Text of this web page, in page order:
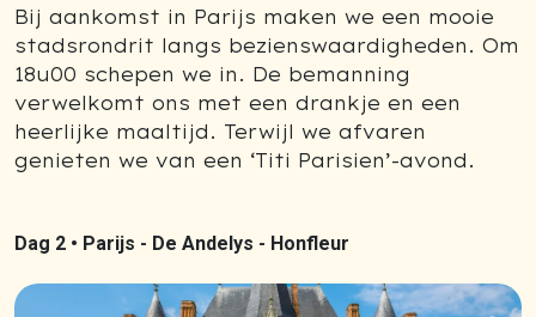
Bij aankomst in Parijs maken we een mooie
stadsrondrit langs bezienswaardigheden. Om
18u00 schepen we in. De bemanning
verwelkomt ons met een drankje en een
heerlijke maaltijd. Terwijl we afvaren
genieten we van een ‘Titi Parisien’-avond.
Dag 2 • Parijs - De Andelys - Honfleur